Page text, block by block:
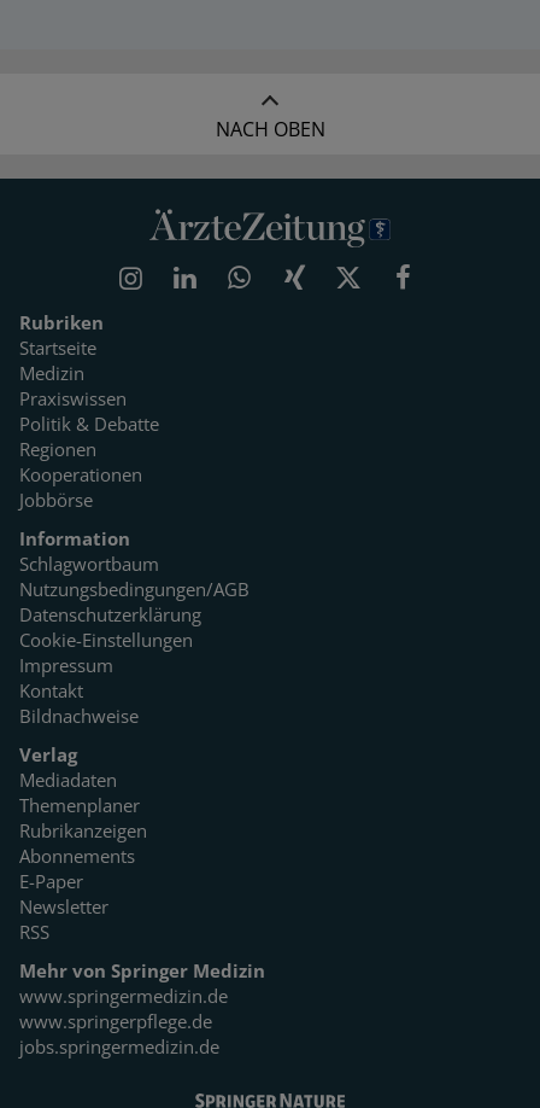
NACH OBEN
Rubriken
Startseite
Medizin
Praxiswissen
Politik & Debatte
Regionen
Kooperationen
Jobbörse
Information
Schlagwortbaum
Nutzungsbedingungen/AGB
Datenschutzerklärung
Cookie-Einstellungen
Impressum
Kontakt
Bildnachweise
Verlag
Mediadaten
Themenplaner
Rubrikanzeigen
Abonnements
E-Paper
Newsletter
RSS
Mehr von Springer Medizin
www.springermedizin.de
www.springerpflege.de
jobs.springermedizin.de